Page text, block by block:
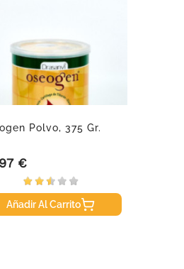
Polvo, 375 Gr.
€
Añadir Al Carrito